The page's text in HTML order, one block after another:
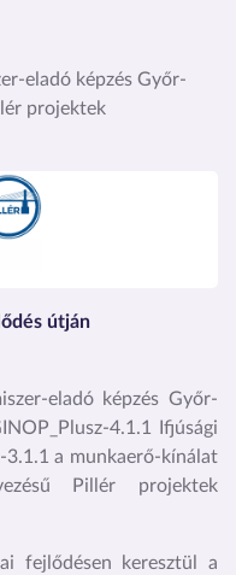
eladó képzés Győr-
projektek
útján
eladó képzés Győr-
4.1.1 Ifjúsági
3.1.1 a munkaerő-kínálat
Pillér projektek
fejlődésen keresztül a